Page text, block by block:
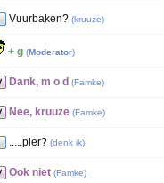
Vuurbaken? (kruuze)
+ g (Moderator)
Dank, m o d (Famke)
Nee, kruuze (Famke)
.....pier? (denk ik)
Ook niet (Famke)